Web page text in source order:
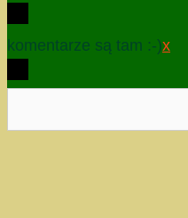
komentarze są tam :-)x